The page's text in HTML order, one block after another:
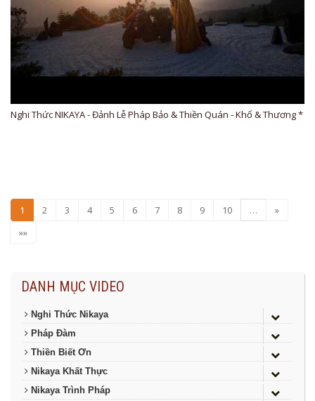
Nghi Thức NIKAYA - Đảnh Lễ Pháp Bảo & Thiền Quán - Khổ & Thương *
1 2 3 4 5 6 7 8 9 10 …
»
»»
DANH MỤC VIDEO
Nghi Thức Nikaya
Pháp Đàm
Thiền Biết Ơn
Nikaya Khất Thực
Nikaya Trình Pháp